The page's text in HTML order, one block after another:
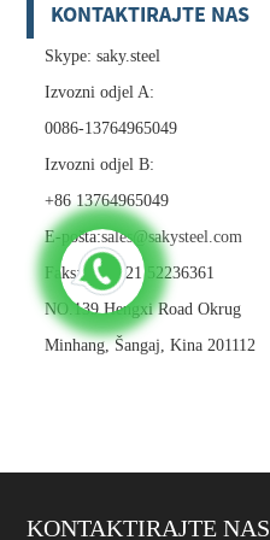
KONTAKTIRAJTE NAS
Skype: saky.steel
Izvozni odjel A:
0086-13764965049
Izvozni odjel B:
+86 13764965049
E-pošta:sales@sakysteel.com
Faks: 0086-21 52236361
NO.139 Hengxi Road Okrug
Minhang, Šangaj, Kina 201112
KONTAKTIRAJTE NAS